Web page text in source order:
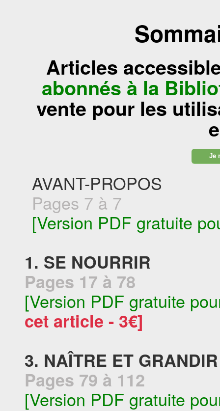
Articles
abonnés à la
vente pour les
Je
AVANT-PROPOS
Pages 7 à 7
[Version PDF gratuite
1. SE NOURRIR
Pages 17 à 78
[Version PDF gratuite
cet article - 3€]
3. NAÎTRE ET GRANDIR
Pages 79 à 112
[Version PDF gratuite